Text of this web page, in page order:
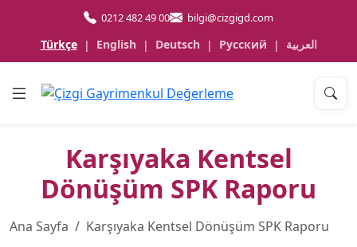
0212 482 49 00 bilgi@cizgigd.com
Türkçe | English | Deutsch | Русский | العربية
Karşıyaka Kentsel
Dönüşüm SPK Raporu
Ana Sayfa Karşıyaka Kentsel Dönüşüm SPK Raporu